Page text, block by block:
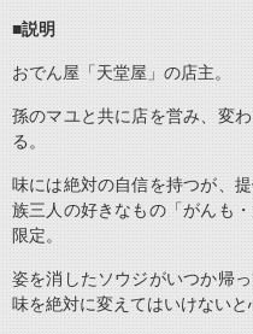
■説明
おでん屋「天堂屋」の店主。
孫のマユと共に店を営み、変
る。
味には絶対の自信を持つが、
族三人の好きなもの「がんも
限定。
姿を消したソウジがいつか帰
味を絶対に変えてはいけないと